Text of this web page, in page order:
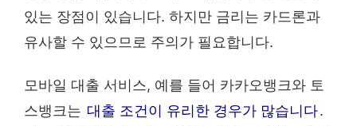
있는 장점이 있습니다. 하지만 금리는 카드론과
유사할 수 있으므로 주의가 필요합니다.
모바일 대출 서비스, 예를 들어 카카오뱅크와 토
스뱅크는 대출 조건이 유리한 경우가 많습니다.